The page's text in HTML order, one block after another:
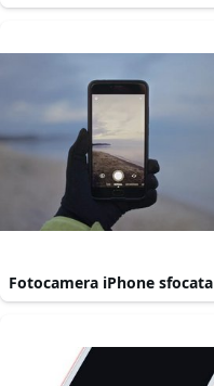
Fotocamera iPhone sfocata